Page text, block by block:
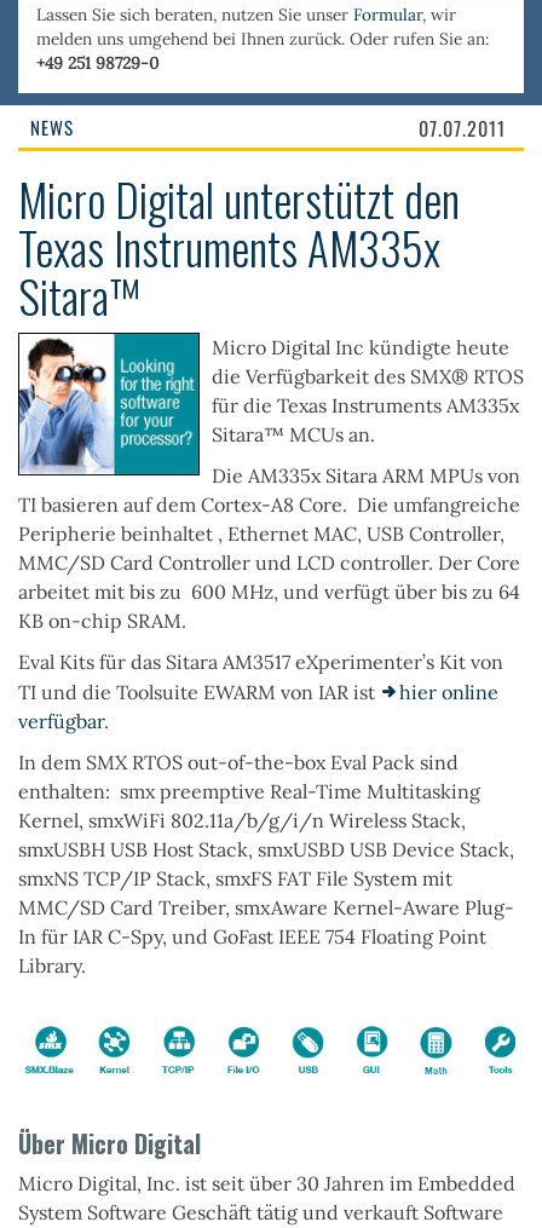
Lassen Sie sich beraten, nutzen Sie unser Formular, wir
melden uns umgehend bei Ihnen zurück. Oder rufen Sie an:
+49 251 98729-0
NEWS 07.07.2011
Micro Digital unterstützt den
Texas Instruments AM335x
Sitara™
Micro Digital Inc kündigte heute
die Verfügbarkeit des SMX® RTOS
für die Texas Instruments AM335x
Sitara™ MCUs an.
Die AM335x Sitara ARM MPUs von
TI basieren auf dem Cortex-A8 Core. Die umfangreiche
Peripherie beinhaltet , Ethernet MAC, USB Controller,
MMC/SD Card Controller und LCD controller. Der Core
arbeitet mit bis zu 600 MHz, und verfügt über bis zu 64
KB on-chip SRAM.
Eval Kits für das Sitara AM3517 eXperimenter’s Kit von
TI und die Toolsuite EWARM von IAR ist
hier online
verfügbar.
In dem SMX RTOS out-of-the-box Eval Pack sind
enthalten: smxpreemptive Real-Time Multitasking
Kernel, smxWiFi 802.11a/b/g/i/n Wireless Stack,
smxUSBH USB Host Stack, smxUSBD USB Device Stack,
smxNS TCP/IP Stack, smxFS FAT File System mit
MMC/SD Card Treiber, smxAware Kernel-Aware Plug-
In für IAR C-Spy, und GoFast IEEE 754 Floating Point
Library.
Über Micro Digital
Micro Digital, Inc. ist seit über 30 Jahren im Embedded
System Software Geschäft tätig und verkauft Software